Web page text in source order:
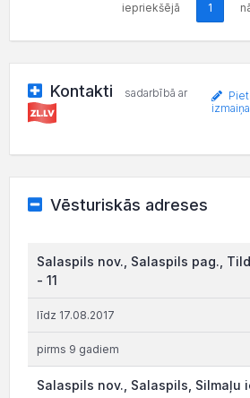
iepriekšējā 1
Kontakti sadarbībā ar
Vēsturiskās adreses
Salaspils nov., Salaspils pag.,
- 11
līdz 17.08.2017
pirms 9 gadiem
Salaspils nov., Salaspils, Silmaļu